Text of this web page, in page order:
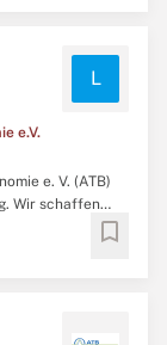
e.V.
L
e. V. (ATB)
Wir schaffen
von Agrar-,
umfassende
bookmark